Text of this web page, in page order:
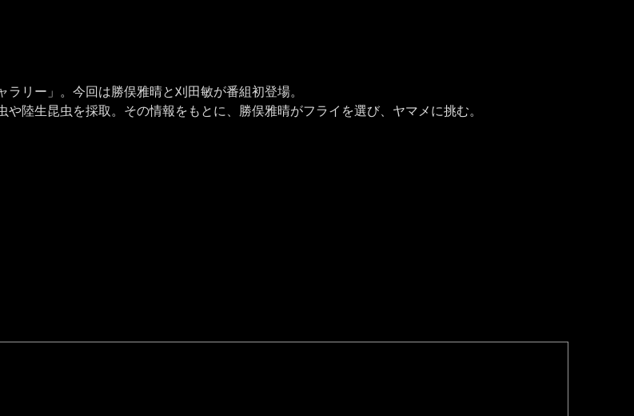
リー」。今回は勝俣雅晴と刈田敏が番組初登場。
陸生昆虫を採取。その情報をもとに、勝俣雅晴がフライを選び、ヤマメに挑む。